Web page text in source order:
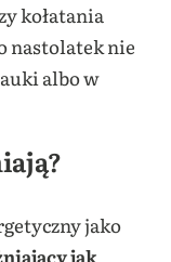
kołatania
nastolatek nie
albo w
jako
jak